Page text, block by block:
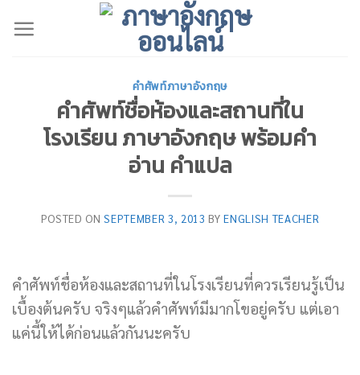
คำศัพท์ภาษาอังกฤษ
คำศัพท์ชื่อห้องและสถานที่ใน
โรงเรียน ภาษาอังกฤษ พร้อมคำ
อ่าน คำแปล
POSTED ONSEPTEMBER 3, 2013 BYENGLISH TEACHER
คำศัพท์ชื่อห้องและสถานที่ในโรงเรียนที่ควรเรียนรู้เป็น
เบื้องต้นครับ จริงๆแล้วคำศัพท์มีมากโขอยู่ครับ แต่เอา
แค่นี้ให้ได้ก่อนแล้วกันนะครับ